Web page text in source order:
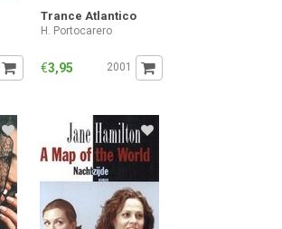
Trance Atlantico
H. Portocarero
€3,95 2001